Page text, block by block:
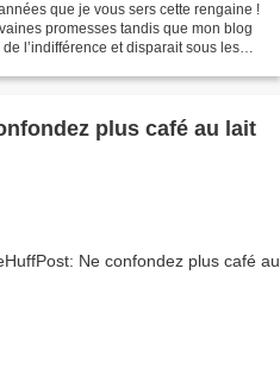
que je vous sers cette rengaine !
promesses tandis que mon blog
l’indifférence et disparait sous les
plus café au lait